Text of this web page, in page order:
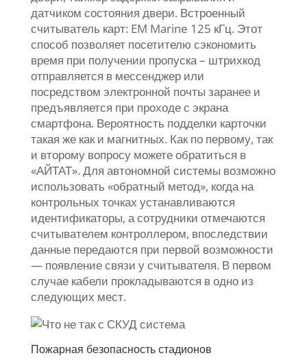
датчиком состояния двери. Встроенный
считыватель карт: EM Marine 125 кГц. Этот
способ позволяет посетителю сэкономить
время при получении пропуска – штрихкод
отправляется в мессенджер или
посредством электронной почты заранее и
предъявляется при проходе с экрана
смартфона. Вероятность подделки карточки
такая же как и магнитных. Как по первому, так
и второму вопросу можете обратиться в
«АЙТАТ». Для автономной системы возможно
использовать «обратный метод», когда на
контрольных точках устанавливаются
идентификаторы, а сотрудники отмечаются
считывателем контроллером, впоследствии
данные передаются при первой возможности
— появление связи у считывателя. В первом
случае кабели прокладываются в одно из
следующих мест.
Пожарная безопасность стадионов